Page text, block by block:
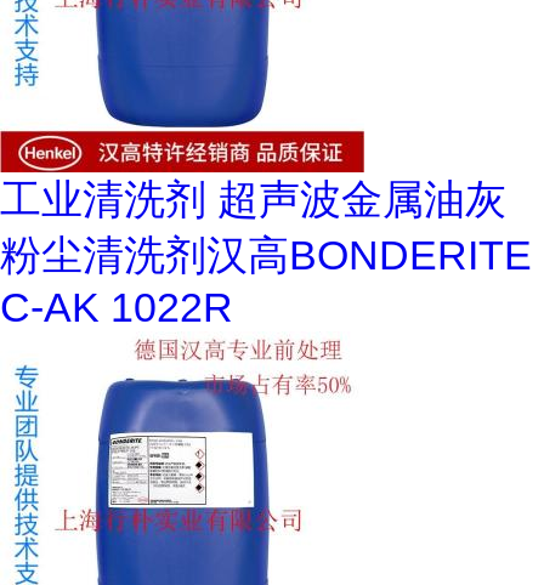
工业清洗剂 超声波金属油灰
粉尘清洗剂汉高BONDERITE
C-AK 1022R